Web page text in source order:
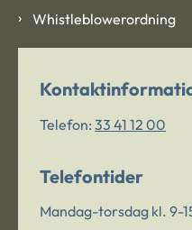
Whistleblowerordning
Telefon: 33 41 12 00
Telefontider
Mandag-torsdag kl. 9-